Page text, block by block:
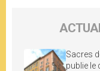
Sacres
publie le